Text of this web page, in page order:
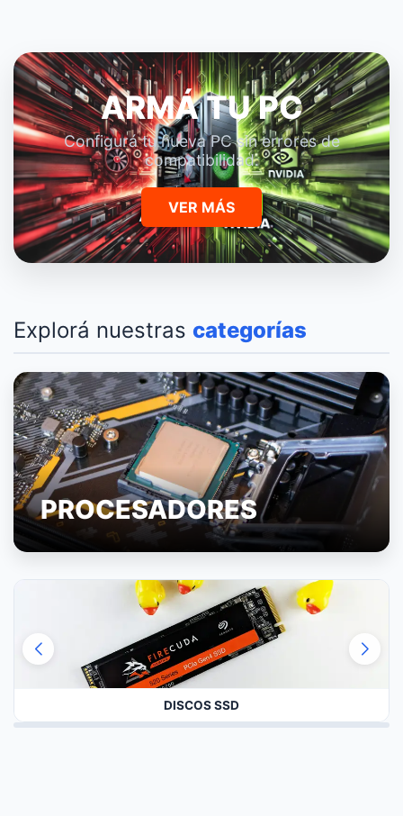
ARMÁ TU PC
Configurá tu nueva PC sin errores de
compatibilidad.
VER MÁS
Explorá nuestras categorías
PROCESADORES
DISCOS SSD